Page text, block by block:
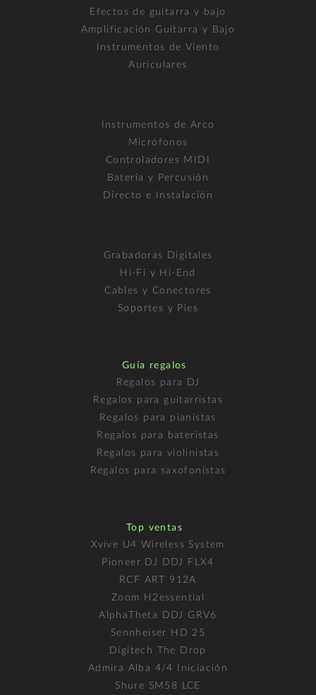
Efectos de guitarra y bajo
Amplificación Guitarra y Bajo
Instrumentos de Viento
Auriculares
Instrumentos de Arco
Micrófonos
Controladores MIDI
Batería y Percusión
Directo e Instalación
Grabadoras Digitales
Hi-Fi y Hi-End
Cables y Conectores
Soportes y Pies
Guía regalos
Regalos para DJ
Regalos para guitarristas
Regalos para pianistas
Regalos para bateristas
Regalos para violinistas
Regalos para saxofonistas
Top ventas
Xvive U4 Wireless System
Pioneer DJ DDJ FLX4
RCF ART 912A
Zoom H2essential
AlphaTheta DDJ GRV6
Sennheiser HD 25
Digitech The Drop
Admira Alba 4/4 Iniciación
Shure SM58 LCE